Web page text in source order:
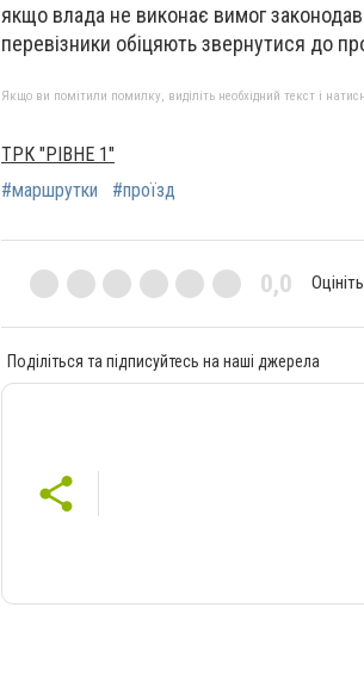
якщо влада не виконає вимог
перевізники обіцяють звернутися до
Якщо ви помітили помилку, виділіть необхідний текст і
ТРК "РІВНЕ 1"
#маршрутки
#проїзд
0,0
Поділіться та підписуйтесь на наші джерела